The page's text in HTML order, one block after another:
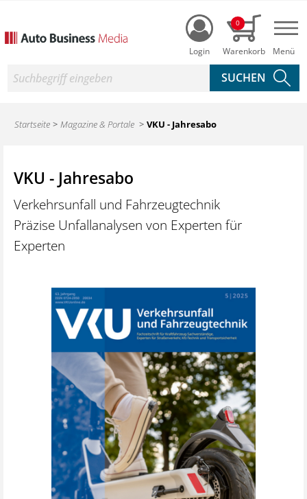
Login
0
Suche
Startseite Magazine & Portale VKU - Jahresabo
VKU - Jahresabo
Verkehrsunfall und Fahrzeugtechnik
Präzise Unfallanalysen von Experten für
Experten